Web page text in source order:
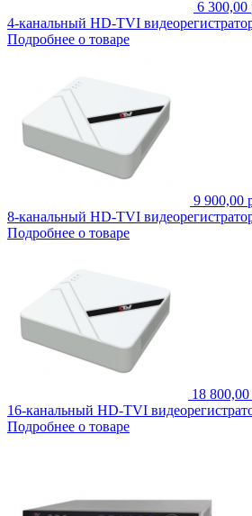
6 300,00
4-канальный HD-TVI
Подробнее о товаре
9 900,00
8-канальный HD-TVI
Подробнее о товаре
18 800,00
16-канальный HD-TVI
Подробнее о товаре